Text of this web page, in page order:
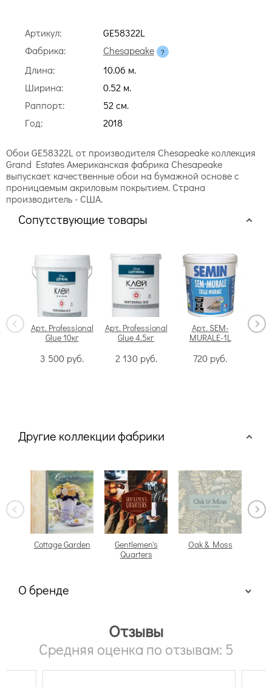
Артикул:
GE58322L
Фабрика:
Chesapeake
Длина:
10.06 м.
Ширина:
0.52 м.
Раппорт:
52 cм.
Год:
2018
Обои GE58322L от производителя Chesapeake коллекция
Grand Estates Американская фабрика Chesapeake
выпускает качественные обои на бумажной основе с
проницаемым акриловым покрытием. Страна
производитель - США.
Сопутствующие товары
Арт. Professional
Glue 10кг
3 500 руб.
Арт. Professional
Glue 4.5кг
2 130 руб.
Арт. SEM-
MURALE-1L
720 руб.
Другие коллекции фабрики
Cottage Garden
Gentlemen's
Quarters
Oak & Moss
О бренде
Отзывы
Средняя оценка по отзывам: 5